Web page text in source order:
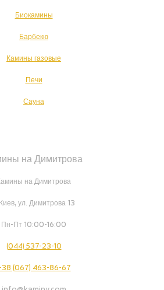
Биокамины
Барбекю
Камины газовые
Печи
Сауна
на Димитрова
на Димитрова
Киев, ул. Димитрова 13
Пн-Пт 10:00-16:00
(044) 537-23-10
(067) 463-86-67